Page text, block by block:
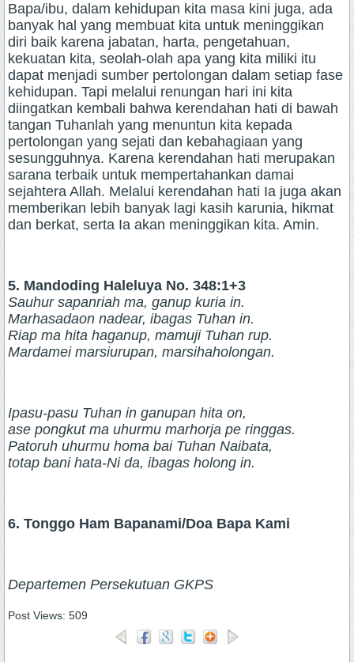
Bapa/ibu, dalam kehidupan kita masa kini juga, ada
banyak hal yang membuat kita untuk meninggikan
diri baik karena jabatan, harta, pengetahuan,
kekuatan kita, seolah-olah apa yang kita miliki itu
dapat menjadi sumber pertolongan dalam setiap fase
kehidupan. Tapi melalui renungan hari ini kita
diingatkan kembali bahwa kerendahan hati di bawah
tangan Tuhanlah yang menuntun kita kepada
pertolongan yang sejati dan kebahagiaan yang
sesungguhnya. Karena kerendahan hati merupakan
sarana terbaik untuk mempertahankan damai
sejahtera Allah. Melalui kerendahan hati Ia juga akan
memberikan lebih banyak lagi kasih karunia, hikmat
dan berkat, serta Ia akan meninggikan kita. Amin.
5. Mandoding Haleluya No. 348:1+3
Sauhur sapanriah ma, ganup kuria in.
Marhasadaon nadear, ibagas Tuhan in.
Riap ma hita haganup, mamuji Tuhan rup.
Mardamei marsiurupan, marsihaholongan.
Ipasu-pasu Tuhan in ganupan hita on,
ase pongkut ma uhurmu marhorja pe ringgas.
Patoruh uhurmu homa bai Tuhan Naibata,
totap bani hata-Ni da, ibagas holong in.
6. Tonggo Ham Bapanami/Doa Bapa Kami
Departemen Persekutuan GKPS
Post Views: 509